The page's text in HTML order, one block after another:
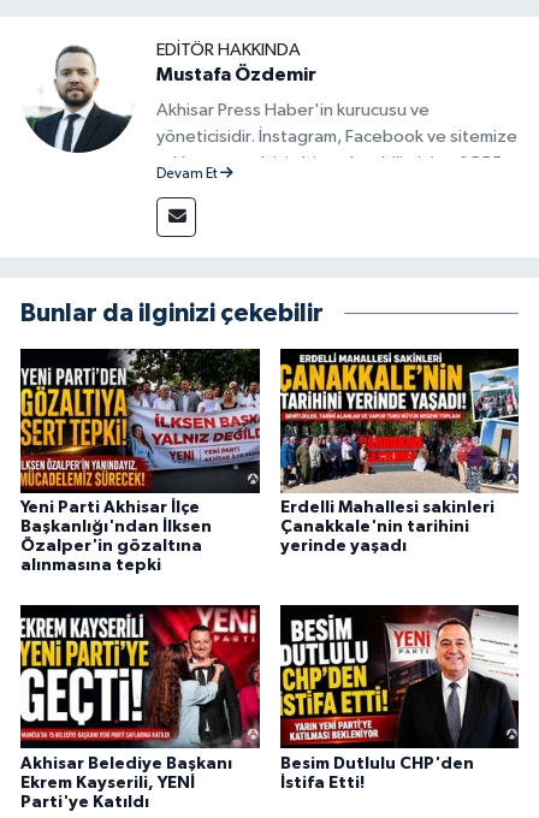
EDITÖR HAKKINDA
Mustafa Özdemir
Akhisar Press Haber'in kurucusu ve
yöneticisidir. İnstagram, Facebook ve sitemize
reklam vermek için bize ulaşabilirsiniz - 0555
Devam Et
Bunlar da ilginizi çekebilir
Yeni Parti Akhisar İlçe
Başkanlığı'ndan İlksen
Özalper'in gözaltına
alınmasına tepki
Erdelli Mahallesi sakinleri
Çanakkale'nin tarihini
yerinde yaşadı
Akhisar Belediye Başkanı
Ekrem Kayserili, YENİ
Parti'ye Katıldı
Besim Dutlulu CHP'den
İstifa Etti!